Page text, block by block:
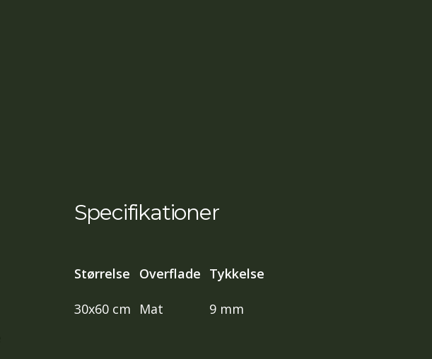
Specifikationer
Størrelse Overflade Tykkelse
30x60 cm Mat 9 mm